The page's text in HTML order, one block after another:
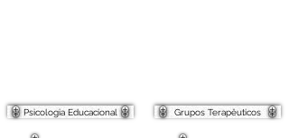
Psicologia Educacional Grupos Terapêuticos